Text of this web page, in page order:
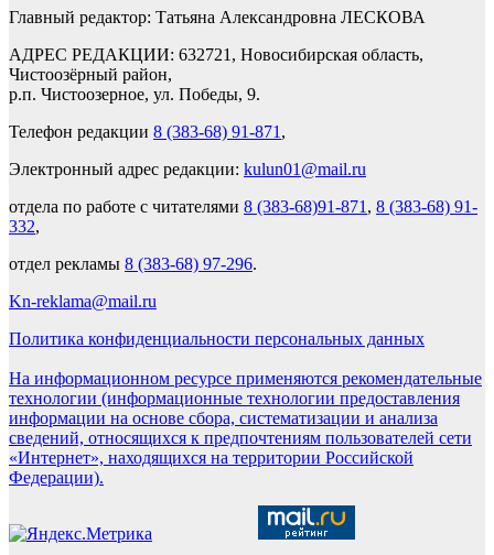
Главный редактор: Татьяна Александровна ЛЕСКОВА
АДРЕС РЕДАКЦИИ: 632721, Новосибирская область,
Чистоозёрный район,
р.п. Чистоозерное, ул. Победы, 9.
Телефон редакции 8 (383-68) 91-871 ,
Электронный адрес редакции: kulun01@mail.ru
отдела по работе с читателями 8 (383-68)91-871 , 8 (383-68) 91-
332,
отдел рекламы 8 (383-68) 97-296.
Kn-reklama@mail.ru
Политика конфиденциальности персональных данных
На информационном ресурсе применяются рекомендательные
технологии (информационные технологии предоставления
информации на основе сбора, систематизации и анализа
сведений, относящихся к предпочтениям пользователей сети
«Интернет», находящихся на территории Российской
Федерации).